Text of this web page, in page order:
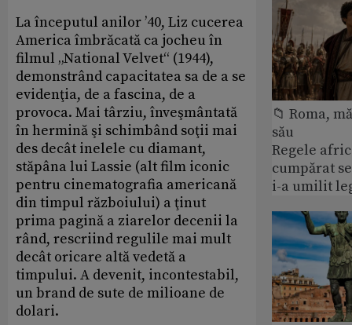
La începutul anilor ’40, Liz cucerea
America îmbrăcată ca jocheu în
filmul „National Velvet“ (1944),
demonstrând capacitatea sa de a se
evidenţia, de a fascina, de a
provoca. Mai târziu, înveşmântată
în hermină şi schimbând soţii mai
des decât inelele cu diamant,
stăpâna lui Lassie (alt film iconic
pentru cinematografia americană
din timpul războiului) a ţinut
prima pagină a ziarelor decenii la
rând, rescriind regulile mai mult
decât oricare altă vedetă a
timpului. A devenit, incontestabil,
un brand de sute de milioane de
dolari.
📁 Roma,
său
Regele
cumpărat
i-a umilit